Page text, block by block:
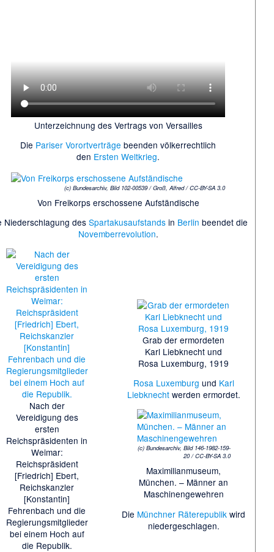
Unterzeichnung des Vertrags von Versailles
Die Pariser Vorortverträge beenden völkerrechtlich
den Ersten Weltkrieg.
(c) Bundesarchiv, Bild 102-00539 / Groß, Alfred / CC-BY-SA 3.0
Von Freikorps erschossene Aufständische
Niederschlagung des Spartakusaufstandsin Berlin beendet die
Novemberrevolution.
Nach der
Vereidigung des
ersten
Reichspräsidenten in
Weimar:
Reichspräsident
[Friedrich] Ebert,
Reichskanzler
[Konstantin]
Fehrenbach und die
Regierungsmitglieder
bei einem Hoch auf
die Republik.
Grab der ermordeten
Karl Liebknecht und
Rosa Luxemburg, 1919
Rosa Luxemburg und Karl
Liebknechtwerden ermordet.
(c) Bundesarchiv, Bild 146-1982-159-
20 / CC-BY-SA 3.0
Maximilianmuseum,
München. – Männer an
Maschinengewehren
Die Münchner Räterepublik wird
niedergeschlagen.